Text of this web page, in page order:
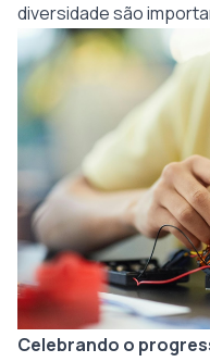
diversidade são
Celebrando o